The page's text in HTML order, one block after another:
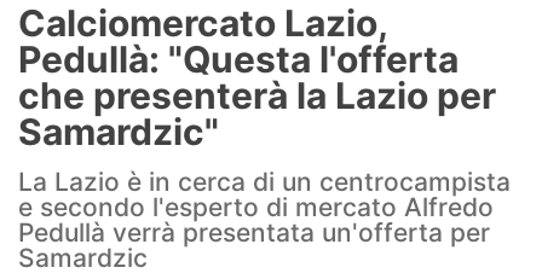
Formello
Infortuni
Primavera
Calciomercato
Lazio Women
Calciomercato Lazio,
Pedullà: "Questa l'offerta
che presenterà la Lazio per
Samardzic"
La Lazio è in cerca di un centrocampista
e secondo l'esperto di mercato Alfredo
Pedullà verrà presentata un'offerta per
Samardzic